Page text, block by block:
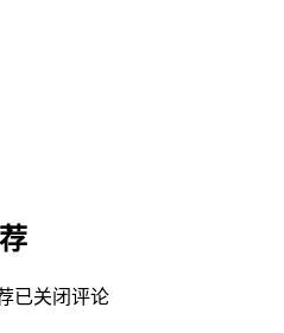
已关闭评论